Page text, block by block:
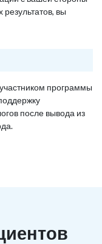
результатов, вы
программы
после вывода из